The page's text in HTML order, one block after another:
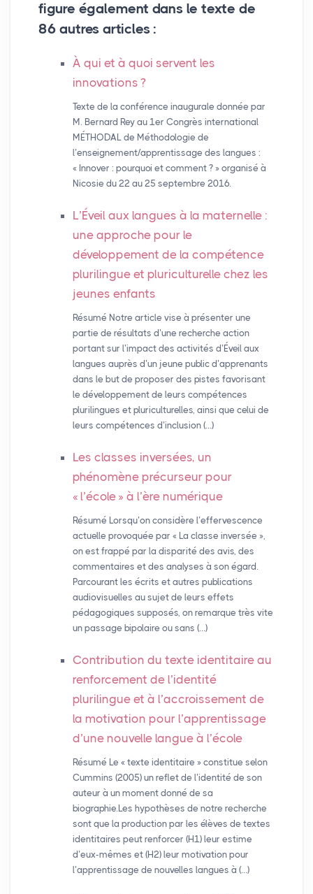
figure également dans le texte de
86 autres articles :
À qui et à quoi servent les
innovations ?
Texte de la conférence inaugurale donnée par
M. Bernard Rey au 1er Congrès international
MÉTHODAL de Méthodologie de
l’enseignement/apprentissage des langues :
« Innover : pourquoi et comment ? » organisé à
Nicosie du 22 au 25 septembre 2016.
L’Éveil aux langues à la maternelle :
une approche pour le
développement de la compétence
plurilingue et pluriculturelle chez les
jeunes enfants
Résumé Notre article vise à présenter une
partie de résultats d’une recherche action
portant sur l’impact des activités d’Éveil aux
langues auprès d’un jeune public d’apprenants
dans le but de proposer des pistes favorisant
le développement de leurs compétences
plurilingues et pluriculturelles, ainsi que celui de
leurs compétences d’inclusion (…)
Les classes inversées, un
phénomène précurseur pour
« l’école » à l’ère numérique
Résumé Lorsqu’on considère l’effervescence
actuelle provoquée par « La classe inversée »,
on est frappé par la disparité des avis, des
commentaires et des analyses à son égard.
Parcourant les écrits et autres publications
audiovisuelles au sujet de leurs effets
pédagogiques supposés, on remarque très vite
un passage bipolaire ou sans (…)
Contribution du texte identitaire au
renforcement de l’identité
plurilingue et à l’accroissement de
la motivation pour l’apprentissage
d’une nouvelle langue à l’école
Résumé Le « texte identitaire » constitue selon
Cummins (2005) un reflet de l’identité de son
auteur à un moment donné de sa
biographie.Les hypothèses de notre recherche
sont que la production par les élèves de textes
identitaires peut renforcer (H1) leur estime
d’eux-mêmes et (H2) leur motivation pour
l’apprentissage de nouvelles langues à (…)